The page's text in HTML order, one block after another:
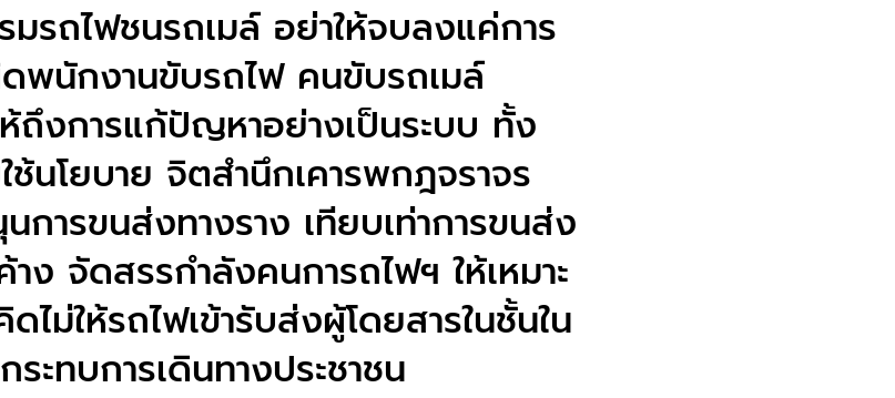
มรถไฟชนรถเมล์ อย่าให้จบลงแค่การ
พนักงานขับรถไฟ คนขับรถเมล์
ถึงการแก้ปัญหาอย่างเป็นระบบ ทั้ง
นโยบาย จิตสำนึกเคารพกฎจราจร
การขนส่งทางราง เทียบเท่าการขนส่ง
ง จัดสรรกำลังคนการถไฟฯ ให้เหมาะ
ม่ให้รถไฟเข้ารับส่งผู้โดยสารในชั้นใน
ะทบการเดินทางประชาชน